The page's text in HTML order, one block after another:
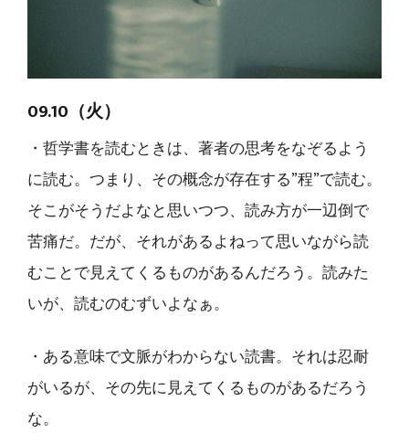
09.10（火）
・哲学書を読むときは、著者の思考をなぞるよう
に読む。つまり、その概念が存在する”程”で読む。
そこがそうだよなと思いつつ、読み方が一辺倒で
苦痛だ。だが、それがあるよねって思いながら読
むことで見えてくるものがあるんだろう。読みた
いが、読むのむずいよなぁ。
・ある意味で文脈がわからない読書。それは忍耐
がいるが、その先に見えてくるものがあるだろう
な。